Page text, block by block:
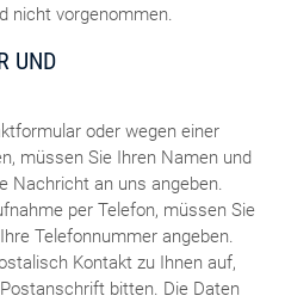
nicht vorgenommen.
UND
oder wegen einer
müssen Sie Ihren Namen und
Nachricht an uns angeben.
per Telefon, müssen Sie
Telefonnummer angeben.
Kontakt zu Ihnen auf,
bitten. Die Daten